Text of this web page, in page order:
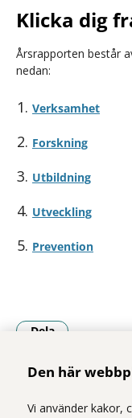
Den här
Vi använder kakor,
Klicka dig
Årsrapporten består
nedan:
Verksamhet
Forskning
Utbildning
Utveckling
Prevention
Dela